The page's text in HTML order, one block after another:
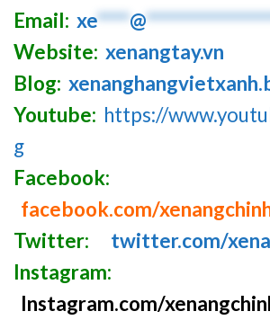
Email: xe****@
Website: xenangtay.vn
Blog:
Youtube: https://
g
Facebook:
facebook.com/
Twitter:
twitter.com/
Instagram:
Instagram.com/